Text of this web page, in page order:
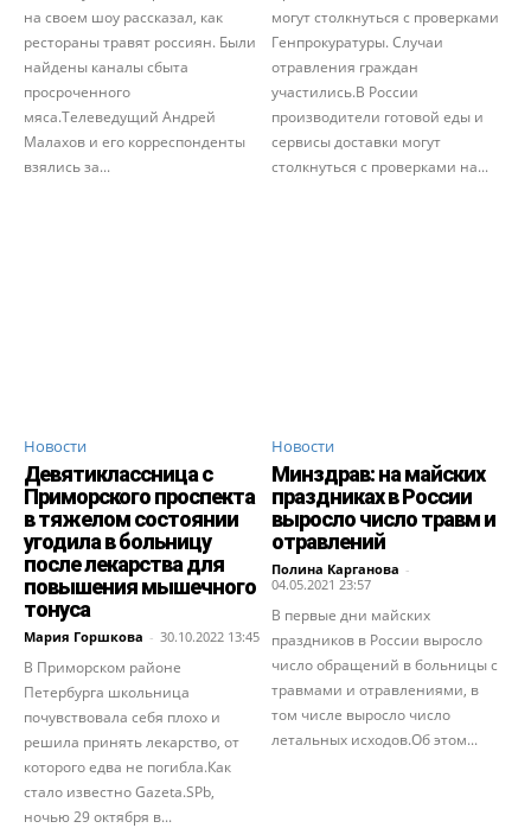
на своем шоу рассказал, как
рестораны травят россиян. Были
найдены каналы сбыта
просроченного
мяса.Телеведущий Андрей
Малахов и его корреспонденты
взялись за...
могут столкнуться с проверками
Генпрокуратуры. Случаи
отравления граждан
участились.В России
производители готовой еды и
сервисы доставки могут
столкнуться с проверками на...
Новости
Девятиклассница с
Приморского проспекта
в тяжелом состоянии
угодила в больницу
после лекарства для
повышения мышечного
тонуса
Мария Горшкова - 30.10.2022 13:45
В Приморском районе
Петербурга школьница
почувствовала себя плохо и
решила принять лекарство, от
которого едва не погибла.Как
стало известно Gazeta.SPb,
ночью 29 октября в...
Новости
Минздрав: на майских
праздниках в России
выросло число травм и
отравлений
Полина Карганова -
04.05.2021 23:57
В первые дни майских
праздников в России выросло
число обращений в больницы с
травмами и отравлениями, в
том числе выросло число
летальных исходов.Об этом...